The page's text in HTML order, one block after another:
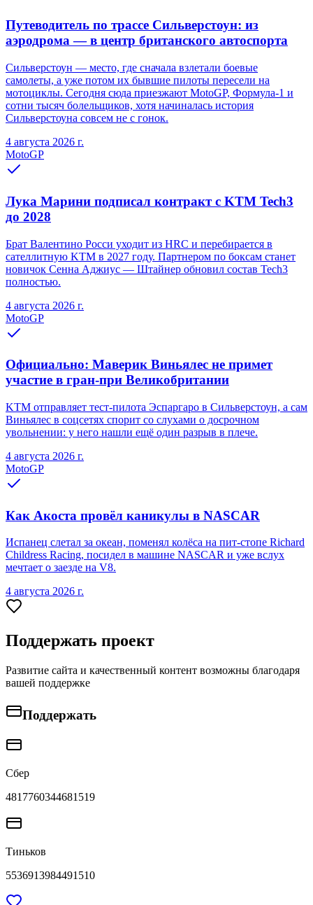
Путеводитель по трассе Сильверстоун: из
аэродрома — в центр британского автоспорта
Сильверстоун — место, где сначала взлетали боевые
самолеты, а уже потом их бывшие пилоты пересели на
мотоциклы. Сегодня сюда приезжают MotoGP, Формула-1 и
сотни тысяч болельщиков, хотя начиналась история
Сильверстоуна совсем не с гонок.
4 августа 2026 г.
MotoGP
Лука Марини подписал контракт с KTM Tech3
до 2028
Брат Валентино Росси уходит из HRC и перебирается в
сателлитную KTM в 2027 году. Партнером по боксам станет
новичок Сенна Аджиус — Штайнер обновил состав Tech3
полностью.
4 августа 2026 г.
MotoGP
Официально: Маверик Виньялес не примет
участие в гран-при Великобритании
KTM отправляет тест-пилота Эспаргаро в Сильверстоун, а сам
Виньялес в соцсетях спорит со слухами о досрочном
увольнении: у него нашли ещё один разрыв в плече.
4 августа 2026 г.
MotoGP
Как Акоста провёл каникулы в NASCAR
Испанец слетал за океан, поменял колёса на пит-стопе Richard
Childress Racing, посидел в машине NASCAR и уже вслух
мечтает о заезде на V8.
4 августа 2026 г.
Поддержать проект
Развитие сайта и качественный контент возможны благодаря
вашей поддержке
Поддержать
Сбер
4817760344681519
Тиньков
5536913984491510